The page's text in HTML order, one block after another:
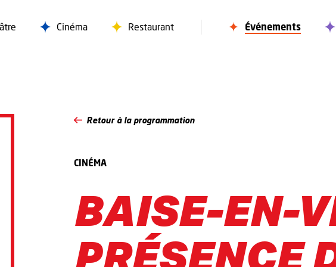
Cinéma Restaurant Événements
Retour à la programmation
CINÉMA
BAISE-EN-
PRÉSENCE